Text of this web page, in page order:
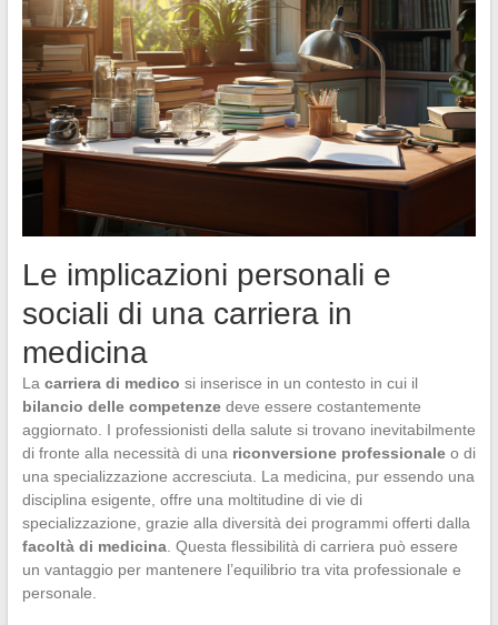
Le implicazioni personali e
sociali di una carriera in
medicina
La carriera di medico si inserisce in un contesto in cui il
bilancio delle competenzedeve essere costantemente
aggiornato. I professionisti della salute si trovano inevitabilmente
di fronte alla necessità di una riconversione professionaleo di
una specializzazione accresciuta. La medicina, pur essendo una
disciplina esigente, offre una moltitudine di vie di
specializzazione, grazie alla diversità dei programmi offerti dalla
facoltà di medicina. Questa flessibilità di carriera può essere
un vantaggio per mantenere l’equilibrio tra vita professionale e
personale.